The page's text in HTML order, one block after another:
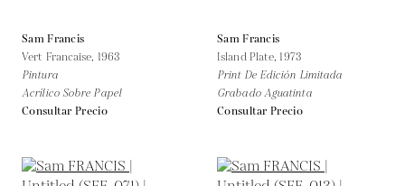
Sam Francis
Vert Francaise, 1963
Pintura
Acrílico Sobre Papel
Consultar Precio
Sam Francis
Island Plate,1973
Print De Edición Limitada
Grabado Aguatinta
Consultar Precio